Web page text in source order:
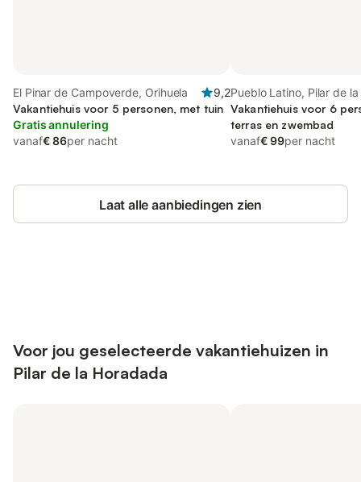
El Pinar de Campoverde, Orihuela
9,2
Vakantiehuis voor 5 personen, met tuin
Gratis annulering
vanaf€ 86per nacht
Pueblo Latino, Pilar de
Vakantiehuis voor 6
terras en zwembad
vanaf€ 99per nacht
Laat alle aanbiedingen zien
Voor jou geselecteerde vakantiehuizen in
Pilar de la Horadada